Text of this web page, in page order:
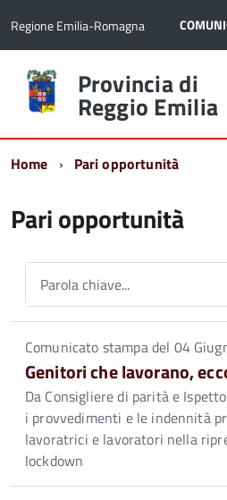
Regione Emilia-Romagna
Torna
alla
home
Provincia di
Reggio Emilia
Home Pari opportunità
Pari opportunità
Parola chiave...
Comunicato stampa del 04
Genitori che lavorano,
Da Consigliere di parità e
i provvedimenti e le indennità
lavoratrici e lavoratori nella
lockdown